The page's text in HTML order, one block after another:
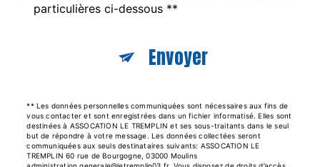
particulières ci-dessous **
Envoyer
** Les données personnelles communiquées sont nécessaires aux fins de
vous contacter et sont enregistrées dans un fichier informatisé. Elles sont
destinées à ASSOCATION LE TREMPLIN et ses sous-traitants dans le seul
but de répondre à votre message. Les données collectées seront
communiquées aux seuls destinataires suivants: ASSOCATION LE
TREMPLIN 60 rue de Bourgogne, 03000 Moulins